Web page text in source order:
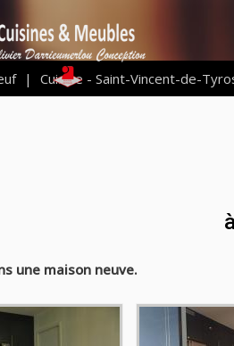
| Cuisine - Saint-Vincent-de-
une maison neuve.